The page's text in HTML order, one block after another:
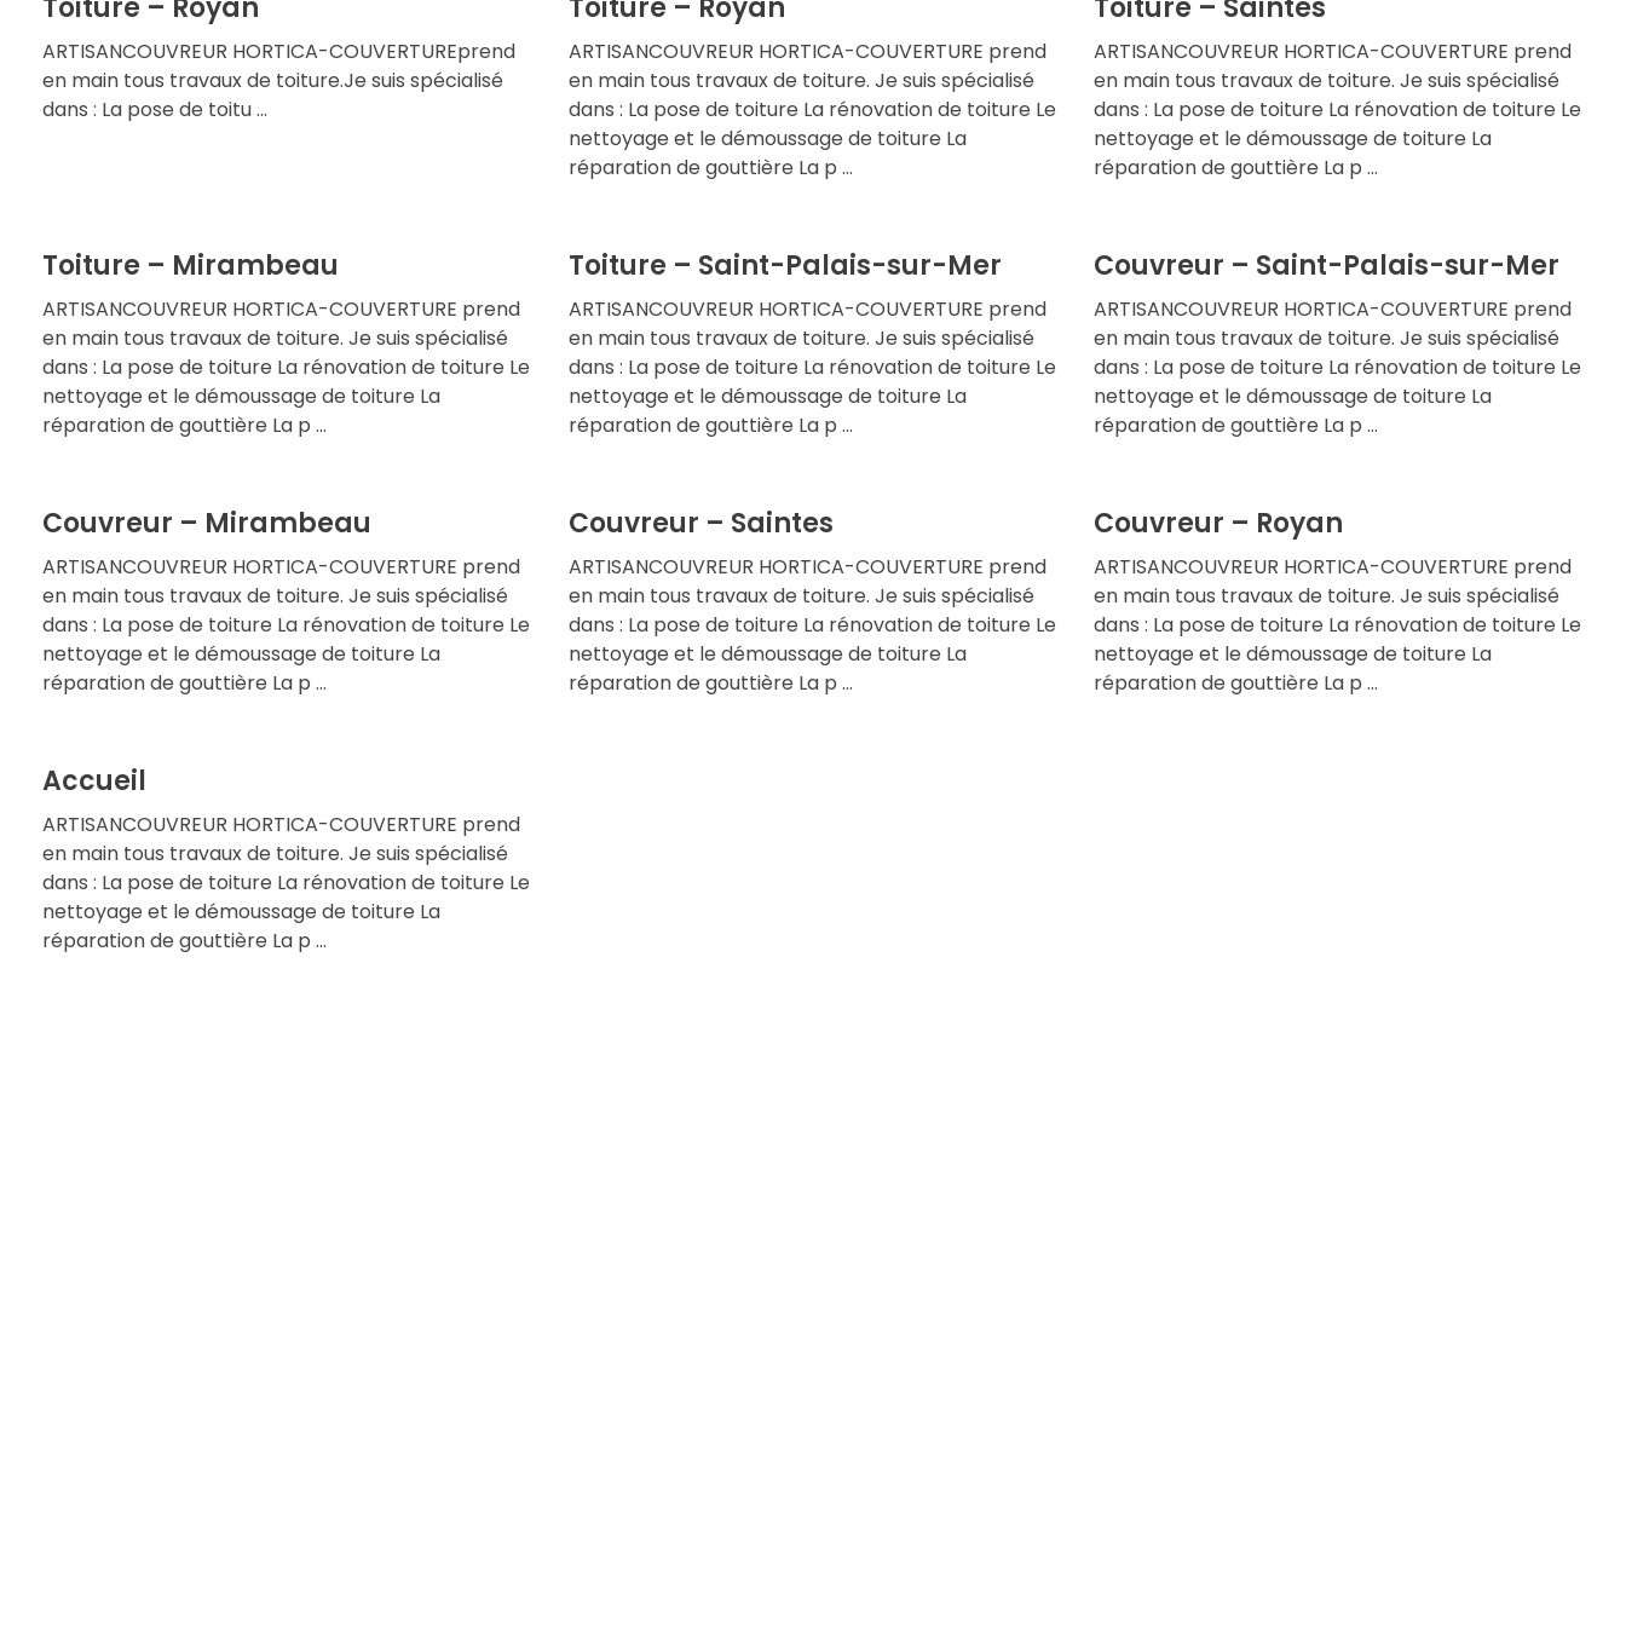
Toiture – Royan
ARTISANCOUVREUR HORTICA-COUVERTUREprend
en main tous travaux de toiture.Je suis spécialisé
dans : La pose de toitu ...
Toiture – Royan
ARTISANCOUVREUR HORTICA-COUVERTURE prend
en main tous travaux de toiture. Je suis spécialisé
dans : La pose de toiture La rénovation de toiture Le
nettoyage et le démoussage de toiture La
réparation de gouttière La p ...
Toiture – Saintes
ARTISANCOUVREUR HORTICA-COUVERTURE prend
en main tous travaux de toiture. Je suis spécialisé
dans : La pose de toiture La rénovation de toiture Le
nettoyage et le démoussage de toiture La
réparation de gouttière La p ...
Toiture – Mirambeau
ARTISANCOUVREUR HORTICA-COUVERTURE prend
en main tous travaux de toiture. Je suis spécialisé
dans : La pose de toiture La rénovation de toiture Le
nettoyage et le démoussage de toiture La
réparation de gouttière La p ...
Toiture – Saint-Palais-sur-Mer
ARTISANCOUVREUR HORTICA-COUVERTURE prend
en main tous travaux de toiture. Je suis spécialisé
dans : La pose de toiture La rénovation de toiture Le
nettoyage et le démoussage de toiture La
réparation de gouttière La p ...
Couvreur – Saint-Palais-sur-Mer
ARTISANCOUVREUR HORTICA-COUVERTURE prend
en main tous travaux de toiture. Je suis spécialisé
dans : La pose de toiture La rénovation de toiture Le
nettoyage et le démoussage de toiture La
réparation de gouttière La p ...
Couvreur – Mirambeau
ARTISANCOUVREUR HORTICA-COUVERTURE prend
en main tous travaux de toiture. Je suis spécialisé
dans : La pose de toiture La rénovation de toiture Le
nettoyage et le démoussage de toiture La
réparation de gouttière La p ...
Couvreur – Saintes
ARTISANCOUVREUR HORTICA-COUVERTURE prend
en main tous travaux de toiture. Je suis spécialisé
dans : La pose de toiture La rénovation de toiture Le
nettoyage et le démoussage de toiture La
réparation de gouttière La p ...
Couvreur – Royan
ARTISANCOUVREUR HORTICA-COUVERTURE prend
en main tous travaux de toiture. Je suis spécialisé
dans : La pose de toiture La rénovation de toiture Le
nettoyage et le démoussage de toiture La
réparation de gouttière La p ...
Accueil
ARTISANCOUVREUR HORTICA-COUVERTURE prend
en main tous travaux de toiture. Je suis spécialisé
dans : La pose de toiture La rénovation de toiture Le
nettoyage et le démoussage de toiture La
réparation de gouttière La p ...